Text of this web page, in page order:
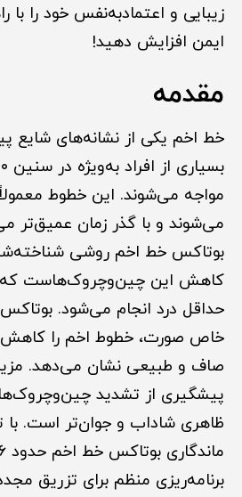
زیبایی و اعتمادبه‌نفس خود را با
ایمن افزایش دهید!
مقدمه
خط اخم یکی از نشانه‌های
مواجه می‌شوند. این خطوط معمولاً
می‌شوند و با گذر زمان عمیق‌تر
بوتاکس خط اخم روشی
کاهش این چین‌وچروک‌هاست که
حداقل درد انجام می‌شود.
خاص صورت، خطوط اخم را کاهش
صاف و طبیعی نشان می‌دهد.
پیشگیری از تشدید
ظاهری شاداب و جوان‌تر است. با
برنامه‌ریزی منظم برای تزریق